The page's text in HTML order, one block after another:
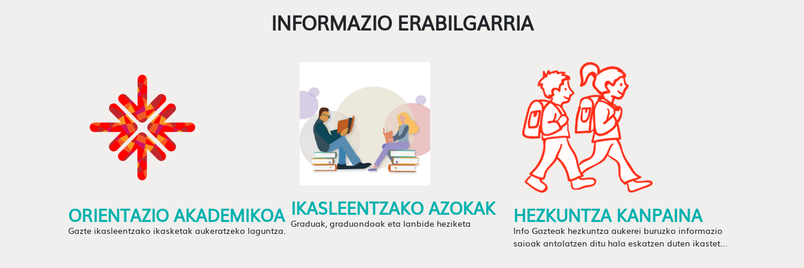
INFORMAZIO ERABILGARRIA
ORIENTAZIO AKADEMIKOA
Gazte ikasleentzako ikasketak aukeratzeko laguntza.
IKASLEENTZAKO AZOKAK
Graduak, graduondoak eta lanbide heziketa HEZKUNTZA KANPAINA
Info Gazteak hezkuntza aukerei buruzko informazio
saioak antolatzen ditu hala eskatzen duten ikastet...